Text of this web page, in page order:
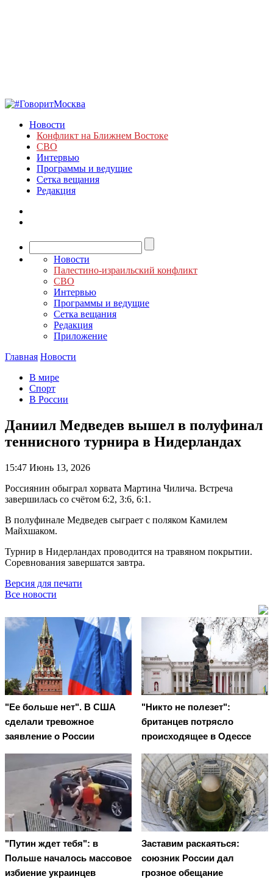
Новости
Конфликт на Ближнем Востоке
СВО
Интервью
Программы и ведущие
Сетка вещания
Редакция
Новости
Палестино-израильский конфликт
СВО
Интервью
Программы и ведущие
Сетка вещания
Редакция
Приложение
Главная Новости
В мире
Спорт
В России
Даниил Медведев вышел в полуфинал
теннисного турнира в Нидерландах
15:47 Июнь 13, 2026
Россиянин обыграл хорвата Мартина Чилича. Встреча
завершилась со счётом 6:2, 3:6, 6:1.
В полуфинале Медведев сыграет с поляком Камилем
Майхшаком.
Турнир в Нидерландах проводится на травяном покрытии.
Соревнования завершатся завтра.
Версия для печати
Все новости
"Ее больше нет". В США
сделали тревожное
заявление о России
"Никто не полезет":
британцев потрясло
происходящее в Одессе
"Путин ждет тебя": в
Польше началось массовое
избиение украинцев
Заставим раскаяться:
союзник России дал
грозное обещание